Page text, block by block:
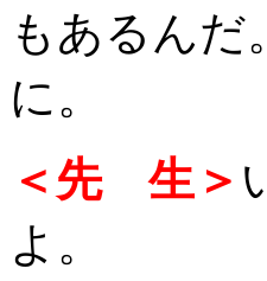
もあるんだ
に。
＜先 生＞
よ。